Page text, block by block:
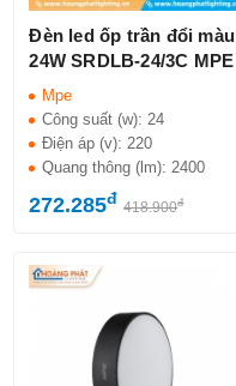
Đèn led ốp trần đổi màu
24W SRDLB-24/3C MPE
Mpe
Công suất (w): 24
Điện áp (v): 220
Quang thông (lm): 2400
272.285đ 418.900đ